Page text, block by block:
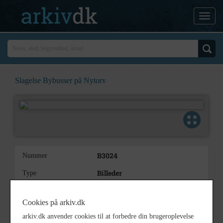
Slagelse Bybusser på Nytorv
Nummer B3024
Type Billeder
Cookies på arkiv.dk
arkiv.dk anvender cookies til at forbedre din brugeroplevelse